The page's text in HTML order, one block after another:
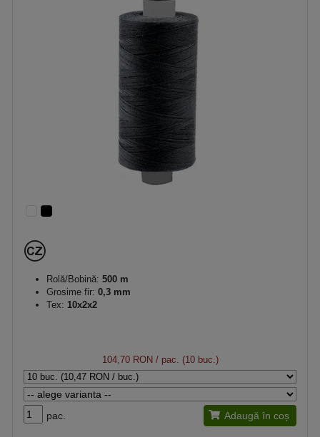
Rolă/Bobină: 500 m
Grosime fir: 0,3 mm
Tex: 10x2x2
104,70 RON / pac. (10 buc.)
pac. Adaugă în coș